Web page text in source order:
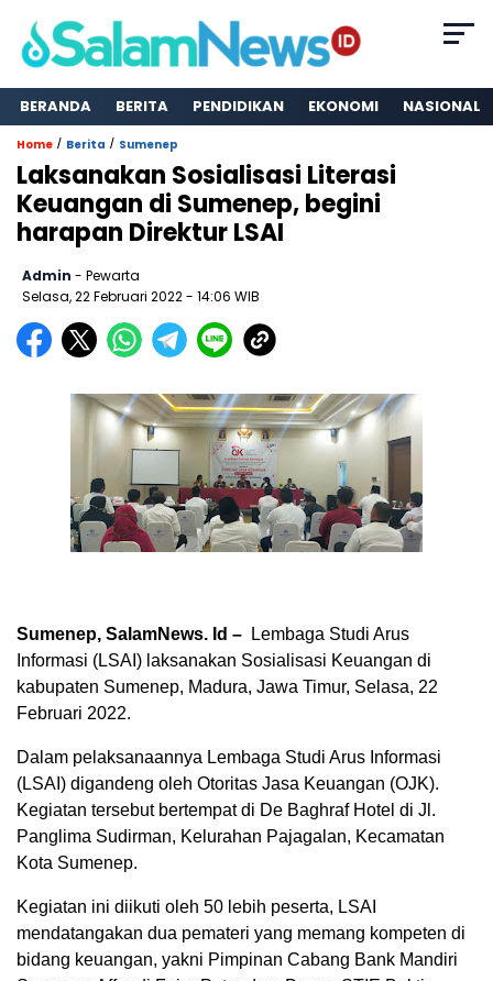
BERANDA BERITA PENDIDIKAN EKONOMI NASIONAL
Home / Berita / Sumenep
Laksanakan Sosialisasi Literasi
Keuangan di Sumenep, begini
harapan Direktur LSAI
Admin - Pewarta
Selasa, 22 Februari 2022- 14:06 WIB
Sumenep, SalamNews. Id –
Lembaga Studi Arus
Informasi (LSAI) laksanakan Sosialisasi Keuangan di
kabupaten Sumenep, Madura, Jawa Timur, Selasa, 22
Februari 2022.
Dalam pelaksanaannya Lembaga Studi Arus Informasi
(LSAI) digandeng oleh Otoritas Jasa Keuangan (OJK).
Kegiatan tersebut bertempat di De Baghraf Hotel di Jl.
Panglima Sudirman, Kelurahan Pajagalan, Kecamatan
Kota Sumenep.
Kegiatan ini diikuti oleh 50 lebih peserta, LSAI
mendatangakan dua pemateri yang memang kompeten di
bidang keuangan, yakni Pimpinan Cabang Bank Mandiri